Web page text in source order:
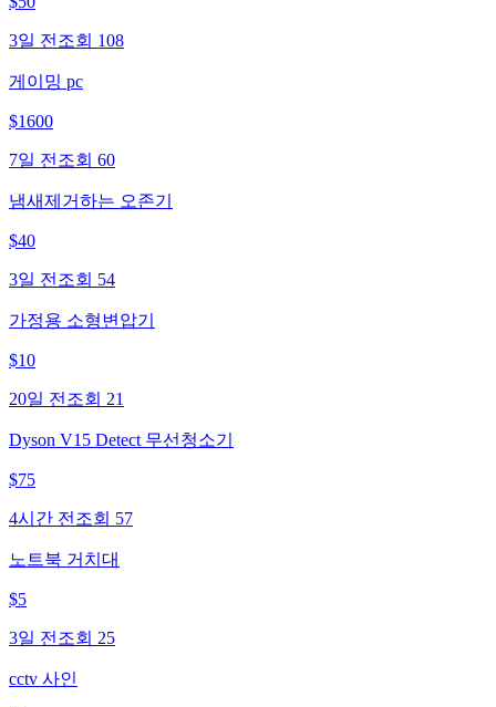
3일 전 조회 108
게이밍 pc
$1600
7일 전 조회 60
냄새제거하는 오존기
$40
3일 전 조회 54
가정용 소형변압기
$10
20일 전 조회 21
Dyson V15 Detect 무선청소기
$75
4시간 전 조회 57
노트북 거치대
$5
3일 전 조회 25
cctv 사인